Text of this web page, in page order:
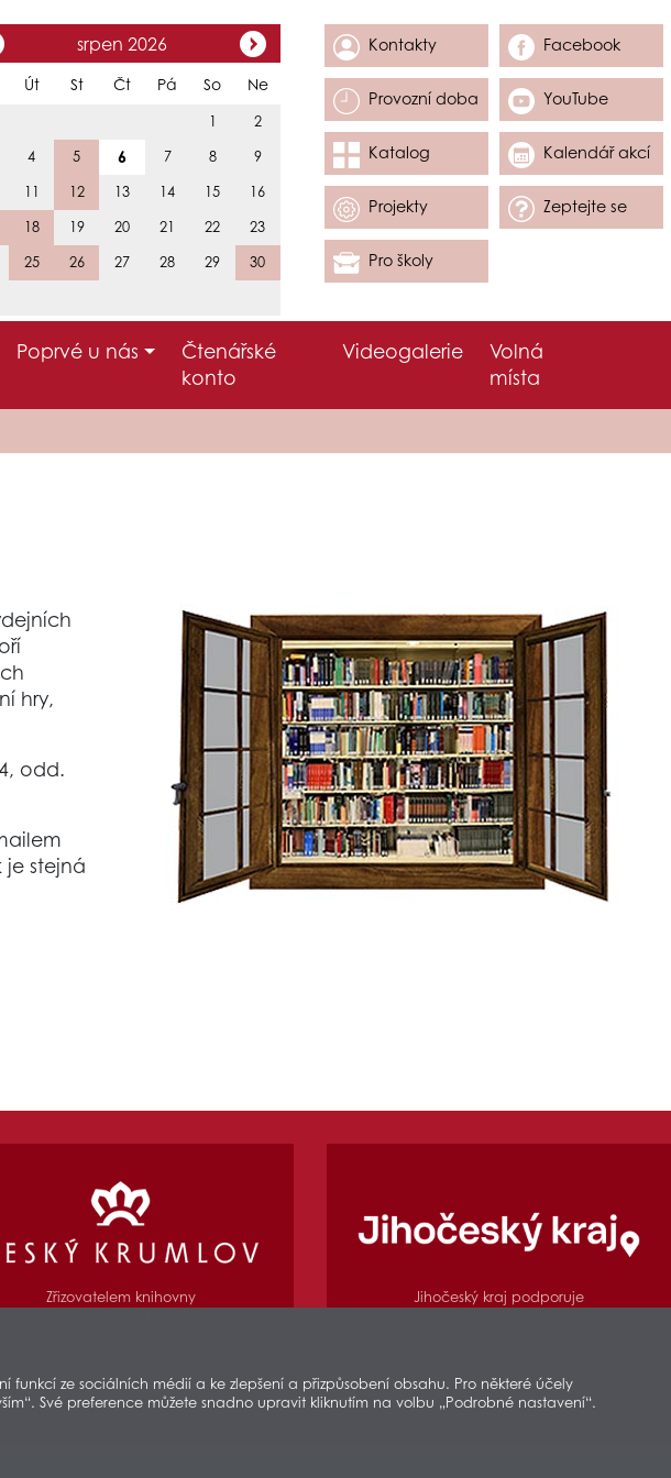
srpen 2026
Út St Čt Pá So Ne
1 2
4 5 6 7 8 9
11 12 13 14 15 16
18 19 20 21 22 23
25 26 27 28 29 30
Kontakty Facebook
Provozní doba YouTube
Katalog Kalendář akcí
Projekty Zeptejte se
Pro školy
Poprvé u nás
Čtenářské
konto
Videogalerie
Volná
místa
hry,
odd.
stejná
Zřizovatelem knihovny
Jihočeský kraj podporuje
ze sociálních médií a ke zlepšení a přizpůsobení obsahu. Pro některé účely
Své preference můžete snadno upravit kliknutím na volbu „Podrobné nastavení“.